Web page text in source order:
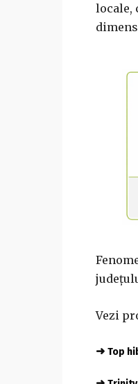
locale,
Vezi
➜ Top